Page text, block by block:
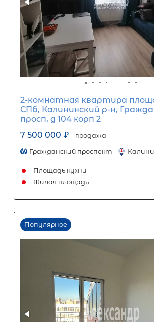
1-комнатная
СПб, Приморский р-н,
8 000 000 ₽ продажа
Приморский район
Площадь кухни
Жилая площадь
Популярное